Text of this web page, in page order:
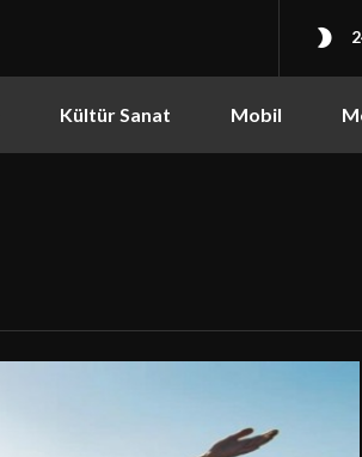
Kültür Sanat Mobil